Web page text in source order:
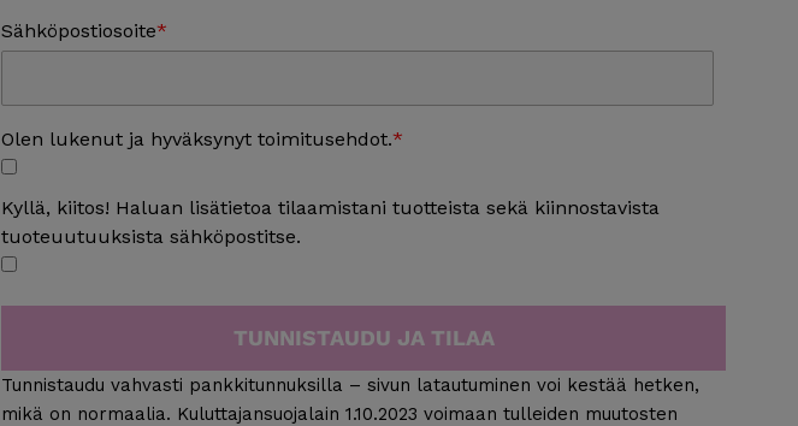
Sähköpostiosoite
Olen lukenut ja hyväksynyt toimitusehdot.
Kyllä, kiitos! Haluan lisätietoa tilaamistani tuotteista sekä kiinnostavista
tuoteuutuuksista sähköpostitse.
TUNNISTAUDU JA TILAA
Tunnistaudu vahvasti pankkitunnuksilla – sivun latautuminen voi kestää hetken,
mikä on normaalia. Kuluttajansuojalain 1.10.2023 voimaan tulleiden muutosten